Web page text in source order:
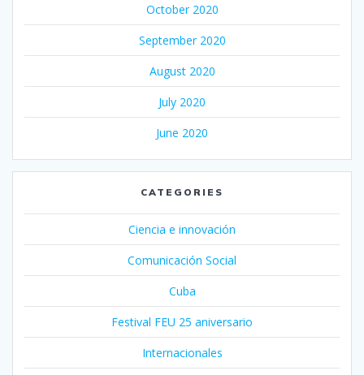
October 2020
September 2020
August 2020
July 2020
June 2020
CATEGORIES
Ciencia e innovación
Comunicación Social
Cuba
Festival FEU 25 aniversario
Internacionales